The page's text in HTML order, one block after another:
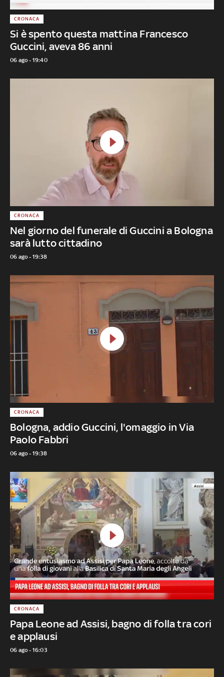
Si è spento questa mattina Francesco
Guccini, aveva 86 anni
CRONACA
06 ago - 19:40
Nel giorno del funerale di Guccini a Bologna
sarà lutto cittadino
CRONACA
06 ago - 19:38
Bologna, addio Guccini, l'omaggio in Via
Paolo Fabbri
CRONACA
06 ago - 19:38
Papa Leone ad Assisi, bagno di folla tra cori
e applausi
CRONACA
06 ago - 16:03